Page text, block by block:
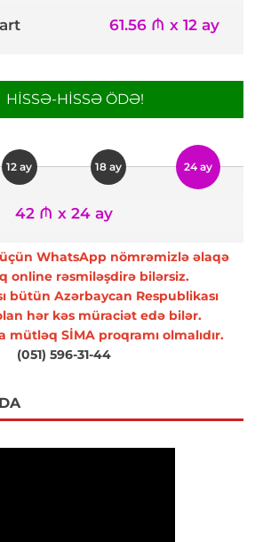
61.56 ₼ x 12 ay
HISSƏ-HISSƏ ÖDƏ!
12 ay 18 ay 24 ay
42 ₼ x 24 ay
üçün WhatsApp nömrəmizlə əlaqə
online rəsmiləşdirə bilərsiz.
bütün Azərbaycan Respublikası
hər kəs müraciət edə bilər.
mütləq SİMA proqramı olmalıdır.
(051) 596-31-44